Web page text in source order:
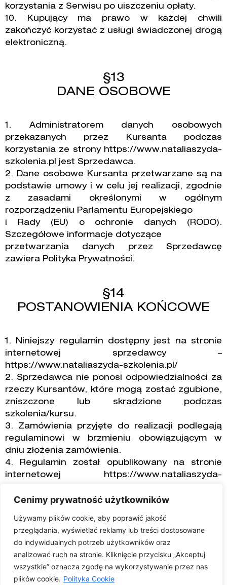
Cenimy prywatność użytkowników
Używamy plików cookie, aby poprawić jakość
przeglądania, wyświetlać reklamy lub treści dostosowane
do indywidualnych potrzeb użytkowników oraz
analizować ruch na stronie. Kliknięcie przycisku „Akceptuj
wszystkie” oznacza zgodę na wykorzystywanie przez nas
plików cookie. Polityka Cookie
korzystania z Serwisu po uiszczeniu opłaty.
10. Kupujący ma prawo w każdej chwili
zakończyć korzystać z usługi świadczonej drogą
elektroniczną.
§13
DANE OSOBOWE
1. Administratorem danych osobowych
przekazanych przez Kursanta podczas
korzystania ze strony https://www.nataliaszyda-
szkolenia.pl jest Sprzedawca.
2. Dane osobowe Kursanta przetwarzane są na
podstawie umowy i w celu jej realizacji, zgodnie
z zasadami określonymi w ogólnym
rozporządzeniu Parlamentu Europejskiego
i Rady (EU) o ochronie danych (RODO).
Szczegółowe informacje dotyczące
przetwarzania danych przez Sprzedawcę
zawiera Polityka Prywatności.
§14
POSTANOWIENIA KOŃCOWE
1. Niniejszy regulamin dostępny jest na stronie
internetowej sprzedawcy –
https://www.nataliaszyda-szkolenia.pl/
2. Sprzedawca nie ponosi odpowiedzialności za
rzeczy Kursantów, które mogą zostać zgubione,
zniszczone lub skradzione podczas
szkolenia/kursu.
3. Zamówienia przyjęte do realizacji podlegają
regulaminowi w brzmieniu obowiązującym w
dniu złożenia zamówienia.
4. Regulamin został opublikowany na stronie
internetowej https://www.nataliaszyda-
OŚWIADCZENIE O ODSTĄPIENIU OD
UMOWY
@ Natalia Szyda Brush Me Lash & Brow.
Wszelkie
prawa zastrzeżone.